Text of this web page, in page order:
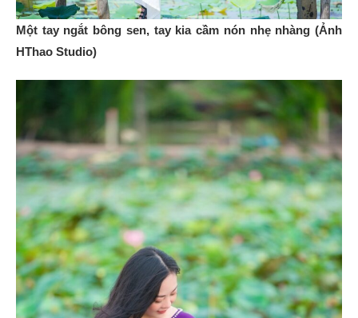
Một tay ngắt bông sen, tay kia cầm nón nhẹ nhàng (Ảnh
HThao Studio)